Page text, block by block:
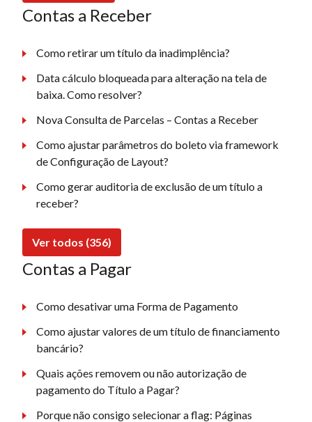
Contas a Receber
Como retirar um título da inadimplência?
Data cálculo bloqueada para alteração na tela de
baixa. Como resolver?
Nova Consulta de Parcelas – Contas a Receber
Como ajustar parâmetros do boleto via framework
de Configuração de Layout?
Como gerar auditoria de exclusão de um título a
receber?
Ver todos (356)
Contas a Pagar
Como desativar uma Forma de Pagamento
Como ajustar valores de um título de financiamento
bancário?
Quais ações removem ou não autorização de
pagamento do Título a Pagar?
Porque não consigo selecionar a flag: Páginas